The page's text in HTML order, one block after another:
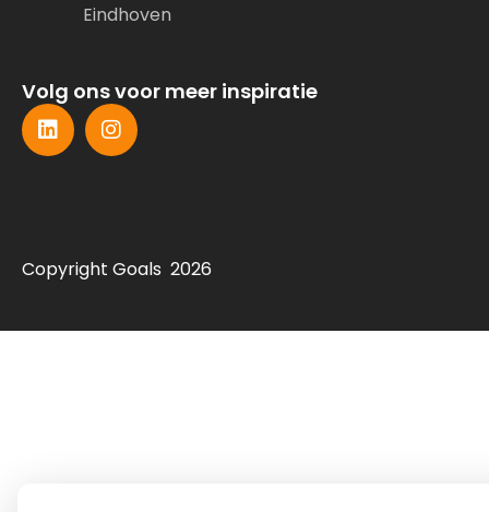
Eindhoven
Volg ons voor meer inspiratie
Copyright Goals 2026